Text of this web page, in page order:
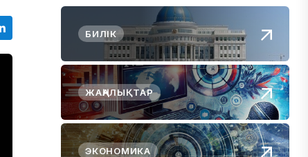
БИЛІК
ЖАҢАЛЫҚТАР
ЭКОНОМИКА